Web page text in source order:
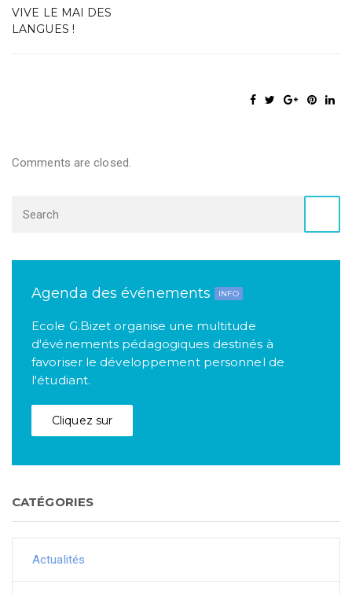
VIVE LE MAI DES
LANGUES !
Comments are closed.
Agenda des événements INFO
Ecole G.Bizet organise une multitude
d'événements pédagogiques destinés à
favoriser le développement personnel de
l'étudiant.
Cliquez sur
CATÉGORIES
Actualités